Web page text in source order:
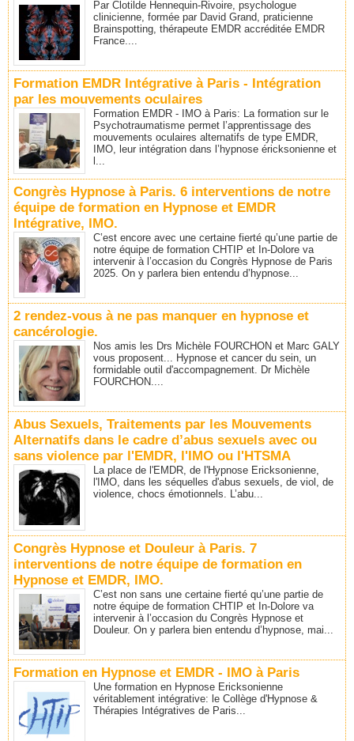
Par Clotilde Hennequin-Rivoire, psychologue
clinicienne, formée par David Grand, praticienne
Brainspotting, thérapeute EMDR accréditée EMDR
France....
Formation EMDR Intégrative à Paris - Intégration
par les mouvements oculaires
Formation EMDR - IMO à Paris: La formation sur le
Psychotraumatisme permet l’apprentissage des
mouvements oculaires alternatifs de type EMDR,
IMO, leur intégration dans l’hypnose éricksonienne et
l...
Congrès Hypnose à Paris. 6 interventions de notre
équipe de formation en Hypnose et EMDR
Intégrative, IMO.
C’est encore avec une certaine fierté qu’une partie de
notre équipe de formation CHTIP et In-Dolore va
intervenir à l’occasion du Congrès Hypnose de Paris
2025. On y parlera bien entendu d’hypnose...
2 rendez-vous à ne pas manquer en hypnose et
cancérologie.
Nos amis les Drs Michèle FOURCHON et Marc GALY
vous proposent... Hypnose et cancer du sein, un
formidable outil d'accompagnement. Dr Michèle
FOURCHON....
Abus Sexuels, Traitements par les Mouvements
Alternatifs dans le cadre d’abus sexuels avec ou
sans violence par l'EMDR, l'IMO ou l'HTSMA
La place de l'EMDR, de l'Hypnose Ericksonienne,
l'IMO, dans les séquelles d'abus sexuels, de viol, de
violence, chocs émotionnels. L’abu...
Congrès Hypnose et Douleur à Paris. 7
interventions de notre équipe de formation en
Hypnose et EMDR, IMO.
C’est non sans une certaine fierté qu’une partie de
notre équipe de formation CHTIP et In-Dolore va
intervenir à l’occasion du Congrès Hypnose et
Douleur. On y parlera bien entendu d’hypnose, mai...
Formation en Hypnose et EMDR - IMO à Paris
Une formation en Hypnose Ericksonienne
véritablement intégrative: le Collège d'Hypnose &
Thérapies Intégratives de Paris...